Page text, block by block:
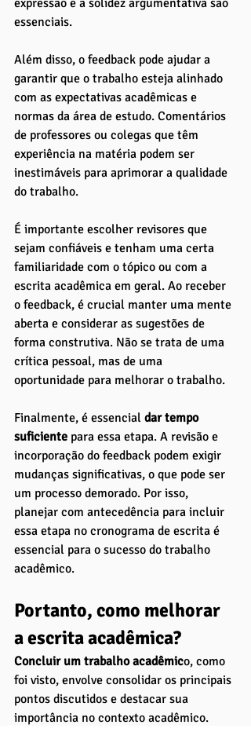
essenciais.
Além disso, o feedback pode ajudar a
garantir que o trabalho esteja alinhado
com as expectativas acadêmicas e
normas da área de estudo. Comentários
de professores ou colegas que têm
experiência na matéria podem ser
inestimáveis para aprimorar a qualidade
do trabalho.
É importante escolher revisores que
sejam confiáveis e tenham uma certa
familiaridade com o tópico ou com a
escrita acadêmica em geral. Ao receber
o feedback, é crucial manter uma mente
aberta e considerar as sugestões de
forma construtiva. Não se trata de uma
crítica pessoal, mas de uma
oportunidade para melhorar o trabalho.
Finalmente, é essencial dar tempo
suficiente para essa etapa. A revisão e
incorporação do feedback podem exigir
mudanças significativas, o que pode ser
um processo demorado. Por isso,
planejar com antecedência para incluir
essa etapa no cronograma de escrita é
essencial para o sucesso do trabalho
acadêmico.
Portanto, como melhorar
a escrita acadêmica?
Concluir um trabalho acadêmico, como
foi visto, envolve consolidar os principais
pontos discutidos e destacar sua
importância no contexto acadêmico.